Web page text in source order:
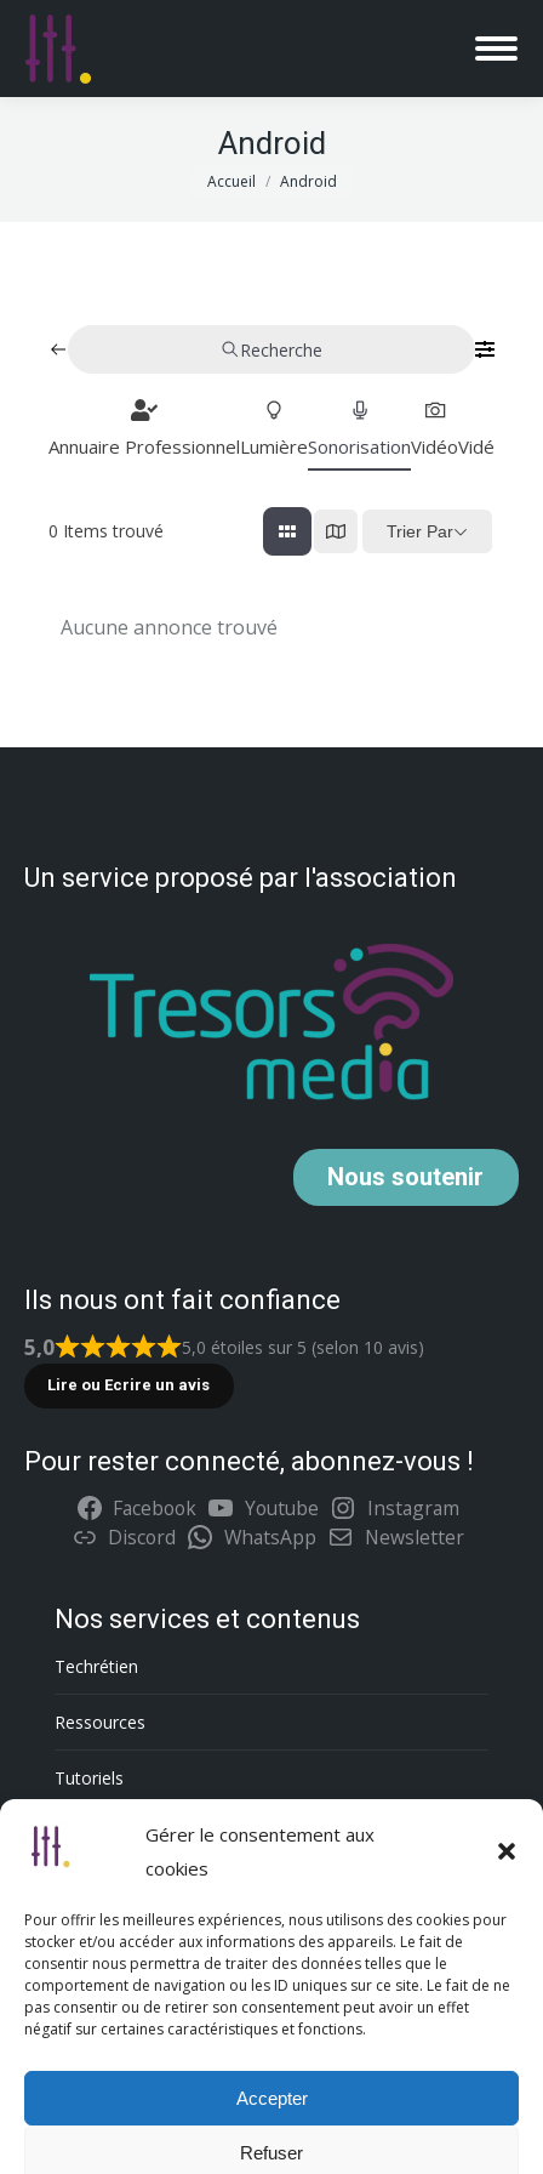
Gérer le consentement aux
cookies
Pour offrir les meilleures expériences, nous utilisons des cookies pour
stocker et/ou accéder aux informations des appareils. Le fait de
consentir nous permettra de traiter des données telles que le
comportement de navigation ou les ID uniques sur ce site. Le fait de ne
pas consentir ou de retirer son consentement peut avoir un effet
négatif sur certaines caractéristiques et fonctions.
Accepter
Refuser
Android
Vous êtes ici :
Accueil Android
Recherche
Annuaire ProfessionnelLumièreSonorisationVidéo
0 Items trouvé Trier Par
Aucune annonce trouvé
Un service proposé par l'association
Noussoutenir
Ils nous ont fait confiance
5,0 5,0 étoiles sur 5 (selon 10 avis)
Lire ou Ecrire un avis
Pour rester connecté, abonnez-vous !
Facebook Youtube
Instagram
Discord
WhatsApp Newsletter
Nos services et contenus
Techrétien
Ressources
Tutoriels
Annuaire Professionnel
Nous découvrir
Qui sommes-nous
L’association Trésorsmédia
Politique de cookies (UE)